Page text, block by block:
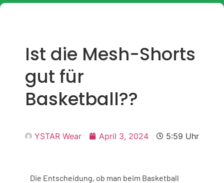
Ist die Mesh-Shorts
gut für
Basketball??
YSTAR Wear April 3, 2024 5:59 Uhr
Die Entscheidung, ob man beim Basketball